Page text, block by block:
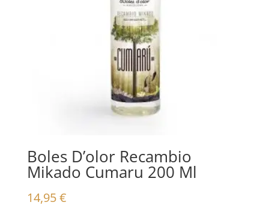
Boles D’olor Recambio
Mikado Cumaru 200 Ml
14,95€